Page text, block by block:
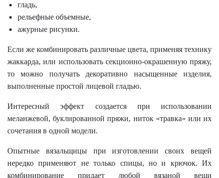
гладь,
рельефные объемные,
ажурные рисунки.
Если же комбинировать различные цвета, применяя технику
жаккарда, или использовать секционно-окрашенную пряжу,
то можно получать декоративно насыщенные изделия,
выполненные простой лицевой гладью.
Интересный эффект создается при использовании
меланжевой, буклированной пряжи, ниток «травка» или их
сочетания в одной модели.
Опытные вязальщицы при изготовлении своих вещей
нередко применяют не только спицы, но и крючок. Их
комбинирование придает любой вязаной вещи